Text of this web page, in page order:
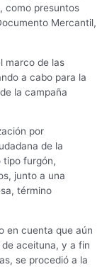
como presuntos
Mercantil,
marco de las
a cabo para la
la campaña
por
de la
tipo furgón,
junto a una
término
en cuenta que aún
aceituna, y a fin
se procedió a la